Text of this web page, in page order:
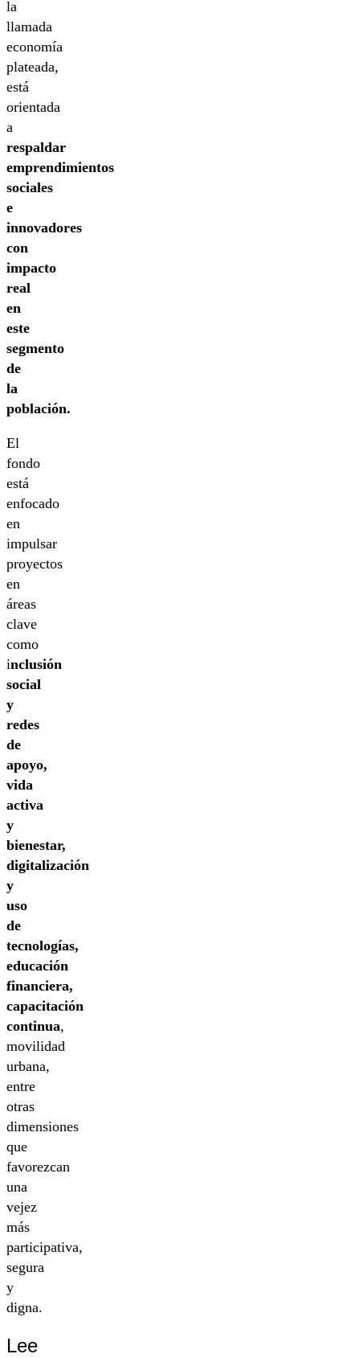
la
llamada
economía
plateada,
está
orientada
a
respaldar
emprendimientos
sociales
e
innovadores
con
impacto
real
en
este
segmento
de
la
población.
El
fondo
está
enfocado
en
impulsar
proyectos
en
áreas
clave
como
inclusión
social
y
redes
de
apoyo,
vida
activa
y
bienestar,
digitalización
y
uso
de
tecnologías,
educación
financiera,
capacitación
continua,
movilidad
urbana,
entre
otras
dimensiones
que
favorezcan
una
vejez
más
participativa,
segura
y
digna.
Lee